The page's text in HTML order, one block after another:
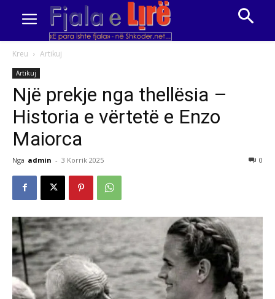
Kreu Artikuj
Artikuj
Një prekje nga thellësia –
Historia e vërtetë e Enzo
Maiorca
Nga admin - 3 Korrik 2025 0